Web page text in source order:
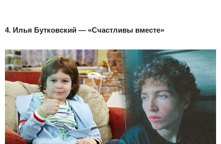
4. Илья Бутковский — «Счастливы вместе»